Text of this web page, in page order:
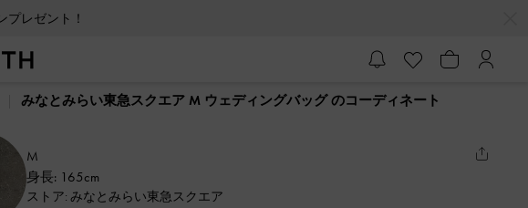
プレゼント！
みなとみらい東急スクエア M ウェディングバッグ のコーディネート
M
身長: 165cm
ストア: みなとみらい東急スクエア